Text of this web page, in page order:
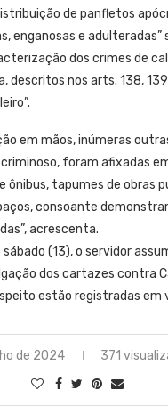
de panfletos
enganosas e adulteradas”
dos crimes de
descritos nos arts. 138,
em mãos, inúmeras
foram afixadas
ônibus, tapumes de obras
consoante
acrescenta.
(13), o servidor
dos cartazes contra
estão registradas em
de 2024 371